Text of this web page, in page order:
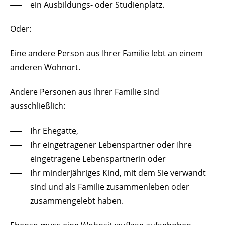
ein Ausbildungs- oder Studienplatz.
Oder:
Eine andere Person aus Ihrer Familie lebt an einem
anderen Wohnort.
Andere Personen aus Ihrer Familie sind
ausschließlich:
Ihr Ehegatte,
Ihr eingetragener Lebenspartner oder Ihre
eingetragene Lebenspartnerin oder
Ihr minderjähriges Kind, mit dem Sie verwandt
sind und als Familie zusammenleben oder
zusammengelebt haben.